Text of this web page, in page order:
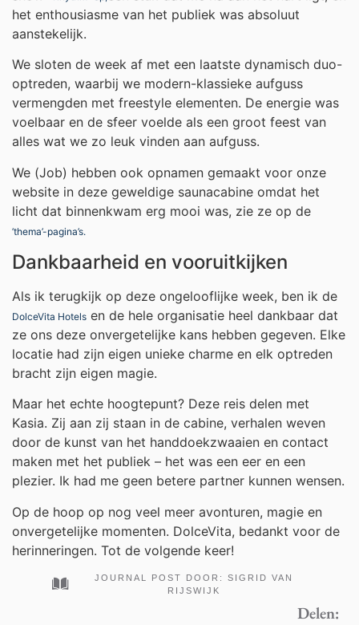
het enthousiasme van het publiek was absoluut
aanstekelijk.
We sloten de week af met een laatste dynamisch duo-
optreden, waarbij we modern-klassieke aufguss
vermengden met freestyle elementen. De energie was
voelbaar en de sfeer voelde als een groot feest van
alles wat we zo leuk vinden aan aufguss.
We (Job) hebben ook opnamen gemaakt voor onze
website in deze geweldige saunacabine omdat het
licht dat binnenkwam erg mooi was, zie ze op de
’thema’-pagina’s.
Dankbaarheid en vooruitkijken
Als ik terugkijk op deze ongelooflijke week, ben ik de
DolceVita Hotels en de hele organisatie heel dankbaar dat
ze ons deze onvergetelijke kans hebben gegeven. Elke
locatie had zijn eigen unieke charme en elk optreden
bracht zijn eigen magie.
Maar het echte hoogtepunt? Deze reis delen met
Kasia. Zij aan zij staan in de cabine, verhalen weven
door de kunst van het handdoekzwaaien en contact
maken met het publiek – het was een eer en een
plezier. Ik had me geen betere partner kunnen wensen.
Op de hoop op nog veel meer avonturen, magie en
onvergetelijke momenten. DolceVita, bedankt voor de
herinneringen. Tot de volgende keer!
JOURNAL POST DOOR: SIGRID VAN
RIJSWIJK
Delen: